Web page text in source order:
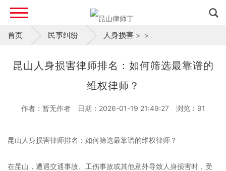
首页 >
民事纠纷 >
人身损害
昆山人身损害律师排名：如何筛选最靠谱的
维权律师？
作者：暂无作者 日期：2026-01-19 21:49:27 浏览： 91
昆山人身损害律师排名：如何筛选最靠谱的维权律师？
在昆山，遭遇交通事故、工伤事故或其他意外导致人身损害时，受